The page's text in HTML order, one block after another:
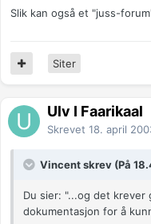
Slik kan også et "juss-
Siter
Ulv I Faarikaal
Skrevet 18. april
Vincent skrev (På
Du sier: "...og det krever
dokumentasjon for å